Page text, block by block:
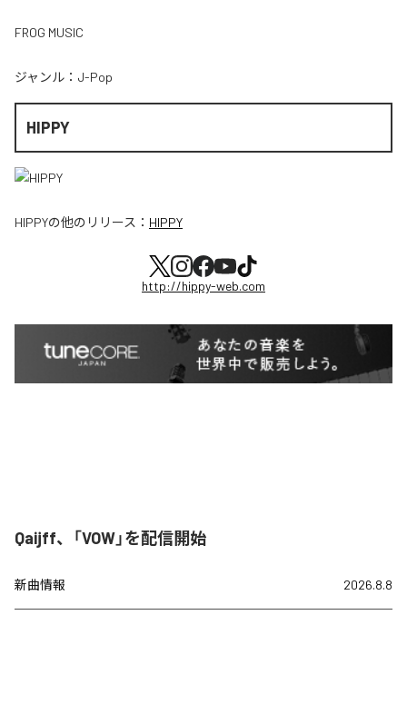
FROG MUSIC
ジャンル： J-Pop
HIPPY
HIPPYの他のリリース： HIPPY
http://hippy-web.com
Qaijff、「VOW」を配信開始
新曲情報 2026.8.8